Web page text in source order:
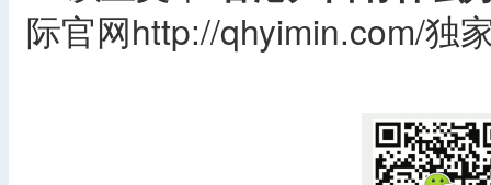
际官网http://qhyimin.com/独